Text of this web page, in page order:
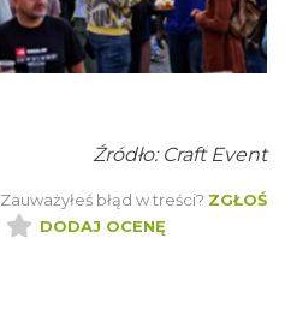
2026-09-20
Źródło: Craft Event
Zauważyłeś błąd w treści? ZGŁOŚ
DODAJ OCENĘ